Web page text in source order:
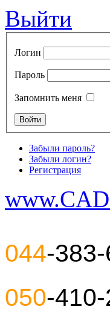
Выйти
Логин
Пароль
Запомнить меня
Забыли пароль?
Забыли логин?
Регистрация
044-
050-